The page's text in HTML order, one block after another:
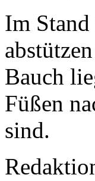
Im
Bauch
Füßen
sind.